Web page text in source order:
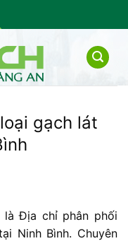
gạch lát
là Địa chỉ phân phối
Ninh Bình. Chuyên